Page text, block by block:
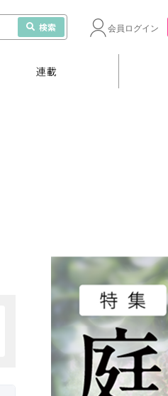
検索 会員ログイン
連載